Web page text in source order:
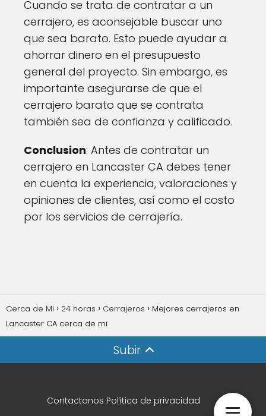
Cuando se trata de contratar a un
cerrajero, es aconsejable buscar uno
que sea barato. Esto puede ayudar a
ahorrar dinero en el presupuesto
general del proyecto. Sin embargo, es
importante asegurarse de que el
cerrajero barato que se contrata
también sea de confianza y calificado.
Conclusion: Antes de contratar un
cerrajero en Lancaster CA debes tener
en cuenta la experiencia, valoraciones y
opiniones de clientes, así como el costo
por los servicios de cerrajería.
Cerca de Mi 24 horas Cerrajeros
Mejores cerrajeros en
Lancaster CA cerca de mi
Subir
Contactanos Política de privacidad